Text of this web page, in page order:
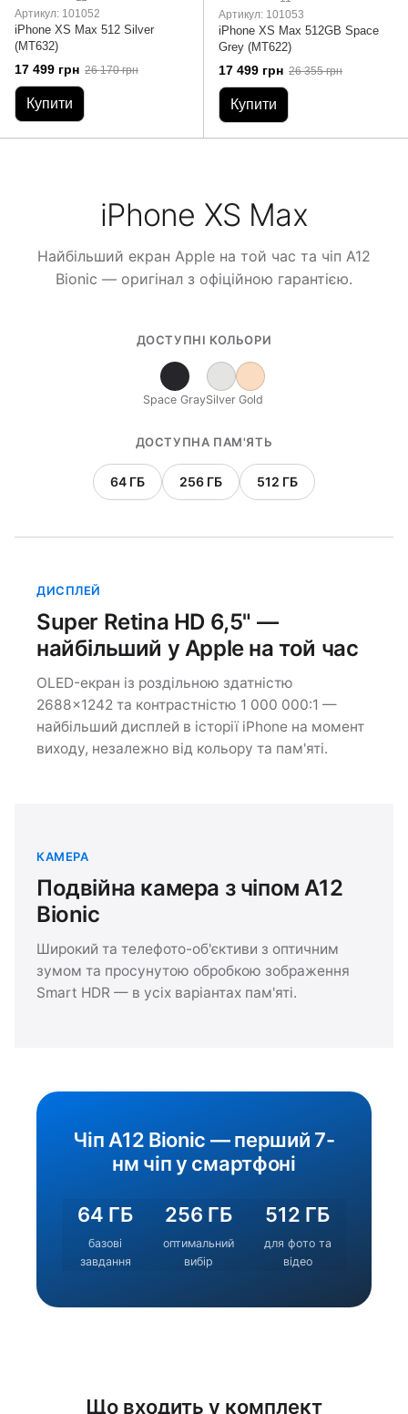
Артикул: 101052
iPhone XS Max 512 Silver
(MT632)
17 499 грн 26 170 грн
Купити
Артикул: 101053
iPhone XS Max 512GB Space
Grey (MT622)
17 499 грн 26 355 грн
Купити
iPhone XS Max
Найбільший екран Apple на той час та чіп A12
Bionic — оригінал з офіційною гарантією.
ДОСТУПНІ КОЛЬОРИ
Space GraySilver Gold
ДОСТУПНА ПАМ'ЯТЬ
64 ГБ 256 ГБ 512 ГБ
ДИСПЛЕЙ
Super Retina HD 6,5" —
найбільший у Apple на той час
OLED-екран із роздільною здатністю
2688×1242 та контрастністю 1 000 000:1 —
найбільший дисплей в історії iPhone на момент
виходу, незалежно від кольору та пам'яті.
КАМЕРА
Подвійна камера з чіпом A12
Bionic
Широкий та телефото-об'єктиви з оптичним
зумом та просунутою обробкою зображення
Smart HDR — в усіх варіантах пам'яті.
Чіп A12 Bionic — перший 7-
нм чіп у смартфоні
64 ГБ
базові
завдання
256 ГБ
оптимальний
вибір
512 ГБ
для фото та
відео
Що входить у комплект